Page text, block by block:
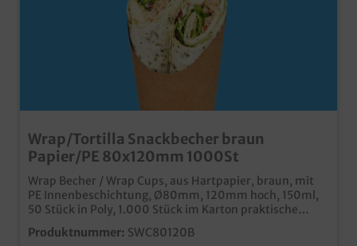
Wrap/Tortilla Snackbecher braun
Papier/PE 80x120mm 1000St
Wrap Becher / Wrap Cups, aus Hartpapier, braun, mit
PE Innenbeschichtung, Ø80mm, 120mm hoch, 150ml,
50 Stück in Poly, 1.000 Stück im Karton praktische
Verpackung für Wraps, Tortillas, Crepes, Tacos, o.ä.
ideal für Verkauf und Präsentation in Imbiss, Tankshop,
Produktnummer: SWC80120B